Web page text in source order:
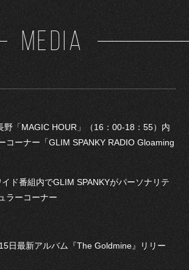
MEDIA
野「MAGIC HOUR」（16：00-18：55）内
コーナー「GLIM SPANKY RADIO Gloaming
ド番組内でGLIM SPANKYがパーソナリテ
ラーコーナー
日最新アルバム『The Goldmine』リリー